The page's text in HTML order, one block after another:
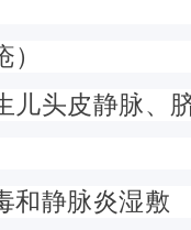
头皮静脉、
和静脉炎湿敷